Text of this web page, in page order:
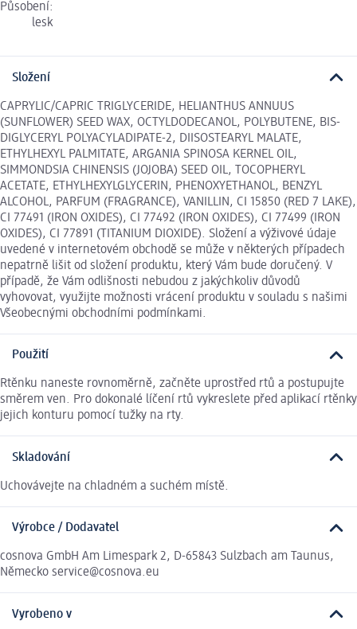
Působení:
lesk
Složení
CAPRYLIC/CAPRIC TRIGLYCERIDE, HELIANTHUS ANNUUS
(SUNFLOWER) SEED WAX, OCTYLDODECANOL, POLYBUTENE, BIS-
DIGLYCERYL POLYACYLADIPATE-2, DIISOSTEARYL MALATE,
ETHYLHEXYL PALMITATE, ARGANIA SPINOSA KERNEL OIL,
SIMMONDSIA CHINENSIS (JOJOBA) SEED OIL, TOCOPHERYL
ACETATE, ETHYLHEXYLGLYCERIN, PHENOXYETHANOL, BENZYL
ALCOHOL, PARFUM (FRAGRANCE), VANILLIN, CI 15850 (RED 7 LAKE),
CI 77491 (IRON OXIDES), CI 77492 (IRON OXIDES), CI 77499 (IRON
OXIDES), CI 77891 (TITANIUM DIOXIDE). Složení a výživové údaje
uvedené v internetovém obchodě se může v některých případech
nepatrně lišit od složení produktu, který Vám bude doručený. V
případě, že Vám odlišnosti nebudou z jakýchkoliv důvodů
vyhovovat, využijte možnosti vrácení produktu v souladu s našimi
Všeobecnými obchodními podmínkami.
Použití
Rtěnku naneste rovnoměrně, začněte uprostřed rtů a postupujte
směrem ven. Pro dokonalé líčení rtů vykreslete před aplikací rtěnky
jejich konturu pomocí tužky na rty.
Skladování
Uchovávejte na chladném a suchém místě.
Výrobce / Dodavatel
cosnova GmbH Am Limespark 2, D-65843 Sulzbach am Taunus,
Německo service@cosnova.eu
Vyrobeno v